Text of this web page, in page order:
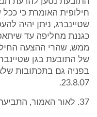
חילופית האומרת כי
שטיינברג, ניתן יהיה
כגננת מחליפה עד
ממש, שהרי ההצעה
של התובעת בגן
בפניה גם בתכתובות
23.8.07.
37. לאור האמור, התביעה לפיצויי פיטורים נדחית.